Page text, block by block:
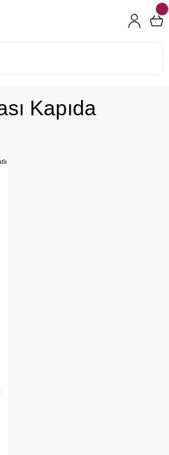
Kapıda